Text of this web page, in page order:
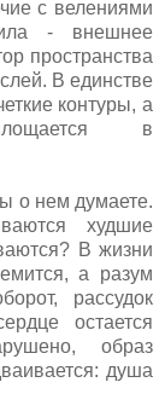
с велениями
- внешнее
пространства
В единстве
контуры, а
в
о нем думаете.
худшие
В жизни
а разум
рассудок
остается
образ
душа